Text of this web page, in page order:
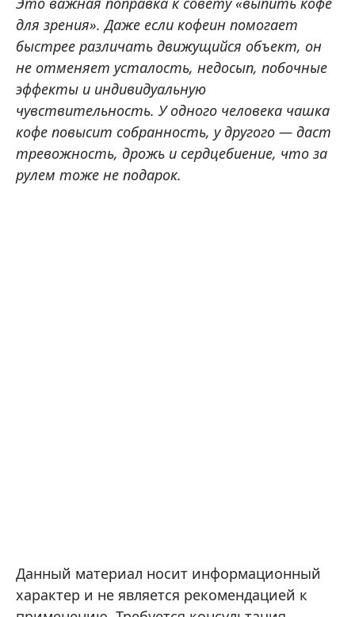
для зрения». Даже если кофеин помогает
быстрее различать движущийся объект, он
не отменяет усталость, недосып, побочные
эффекты и индивидуальную
чувствительность. У одного человека чашка
кофе повысит собранность, у другого — даст
тревожность, дрожь и сердцебиение, что за
рулем тоже не подарок.
Данный материал носит информационный
характер и не является рекомендацией к